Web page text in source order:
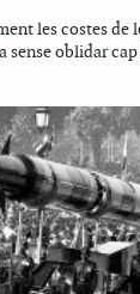
les costes de
oblidar cap